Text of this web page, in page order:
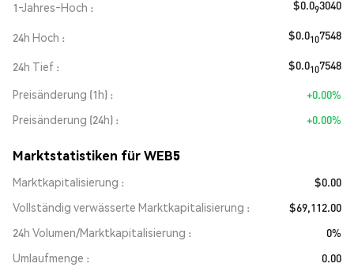
1‑Jahres‑Hoch
$0.093040
24h Hoch $0.0107548
24h Tief $0.0107548
Preisänderung (1h)
+0.00%
Preisänderung (24h)
+0.00%
Marktstatistiken für WEB5
Marktkapitalisierung
$0.00
Vollständig verwässerte Marktkapitalisierung
$69,112.00
24h Volumen/Marktkapitalisierung
0%
Umlaufmenge
0.00